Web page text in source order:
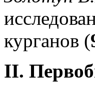
курганов (
II.